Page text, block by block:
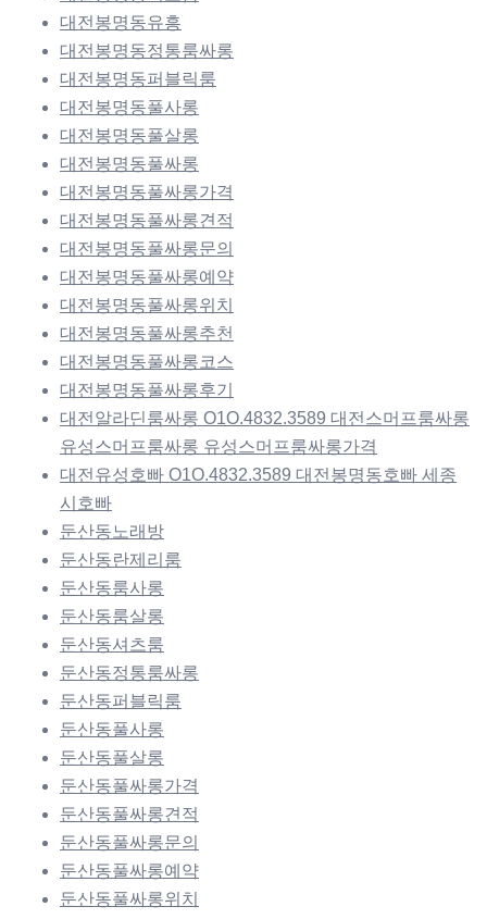
대전봉명동유흥
대전봉명동정통룸싸롱
대전봉명동퍼블릭룸
대전봉명동풀사롱
대전봉명동풀살롱
대전봉명동풀싸롱
대전봉명동풀싸롱가격
대전봉명동풀싸롱견적
대전봉명동풀싸롱문의
대전봉명동풀싸롱예약
대전봉명동풀싸롱위치
대전봉명동풀싸롱추천
대전봉명동풀싸롱코스
대전봉명동풀싸롱후기
대전알라딘룸싸롱 O1O.4832.3589 대전스머프룸싸롱
유성스머프룸싸롱 유성스머프룸싸롱가격
대전유성호빠 O1O.4832.3589 대전봉명동호빠 세종
시호빠
둔산동노래방
둔산동란제리룸
둔산동룸사롱
둔산동룸살롱
둔산동셔츠룸
둔산동정통룸싸롱
둔산동퍼블릭룸
둔산동풀사롱
둔산동풀살롱
둔산동풀싸롱가격
둔산동풀싸롱견적
둔산동풀싸롱문의
둔산동풀싸롱예약
둔산동풀싸롱위치